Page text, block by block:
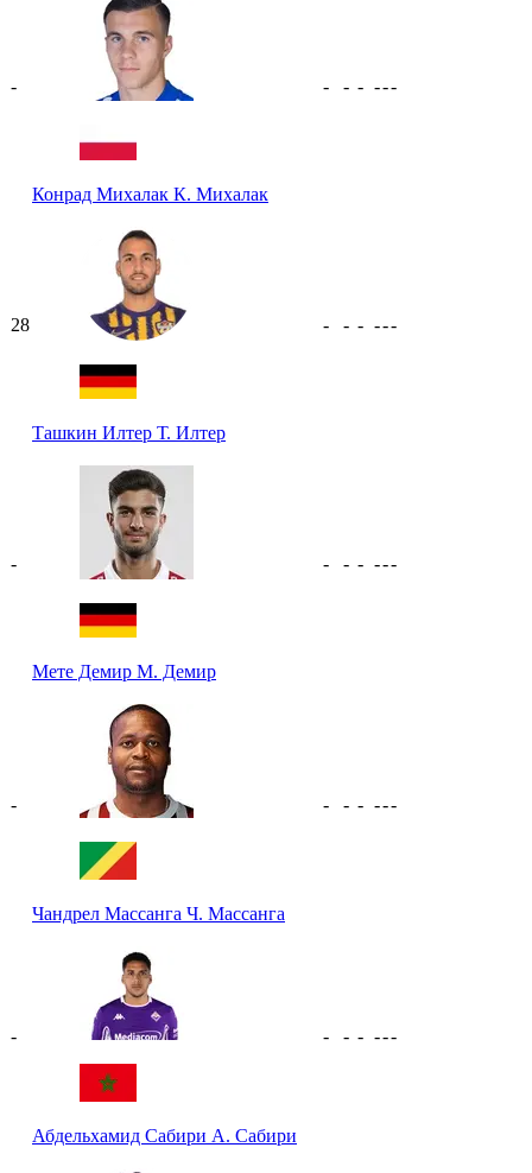
-
Конрад Михалак К. Михалак
- - - ---
28
Ташкин Илтер Т. Илтер
- - - ---
-
Мете Демир М. Демир
- - - ---
-
Чандрел Массанга Ч. Массанга
- - - ---
-
Абдельхамид Сабири А. Сабири
- - - ---